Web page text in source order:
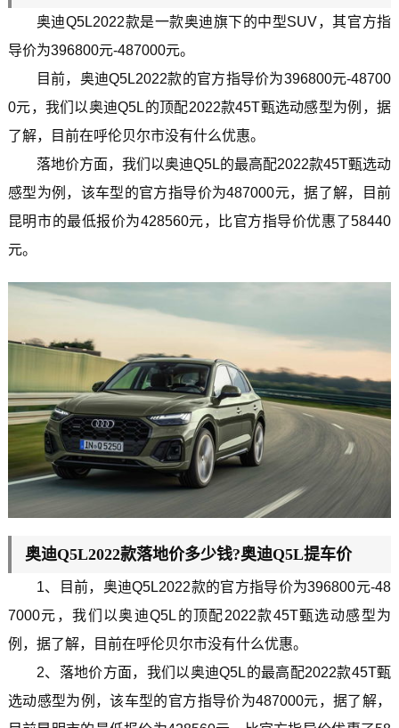
奥迪Q5L2022款是一款奥迪旗下的中型SUV，其官方指
导价为396800元-487000元。
目前，奥迪Q5L2022款的官方指导价为396800元-48700
0元，我们以奥迪Q5L的顶配2022款45T甄选动感型为例，据
了解，目前在呼伦贝尔市没有什么优惠。
落地价方面，我们以奥迪Q5L的最高配2022款45T甄选动
感型为例，该车型的官方指导价为487000元，据了解，目前
昆明市的最低报价为428560元，比官方指导价优惠了58440
元。
奥迪Q5L2022款落地价多少钱?奥迪Q5L提车价
1、目前，奥迪Q5L2022款的官方指导价为396800元-48
7000元，我们以奥迪Q5L的顶配2022款45T甄选动感型为
例，据了解，目前在呼伦贝尔市没有什么优惠。
2、落地价方面，我们以奥迪Q5L的最高配2022款45T甄
选动感型为例，该车型的官方指导价为487000元，据了解，